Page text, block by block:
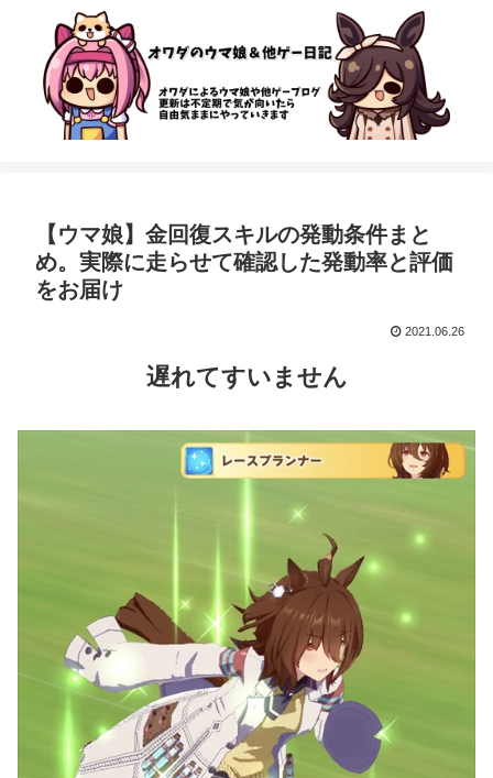
【ウマ娘】金回復スキルの発動条件まと
め。実際に走らせて確認した発動率と評価
をお届け
2021.06.26
遅れてすいません